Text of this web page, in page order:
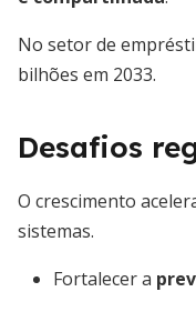
No setor de
bilhões em 2033.
Desafios
O crescimento
sistemas.
Fortalecer a